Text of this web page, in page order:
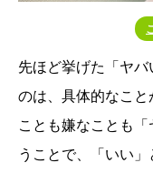
先ほど挙げた「ヤ
のは、具体的なこ
ことも嫌なことも
うことで、「いい